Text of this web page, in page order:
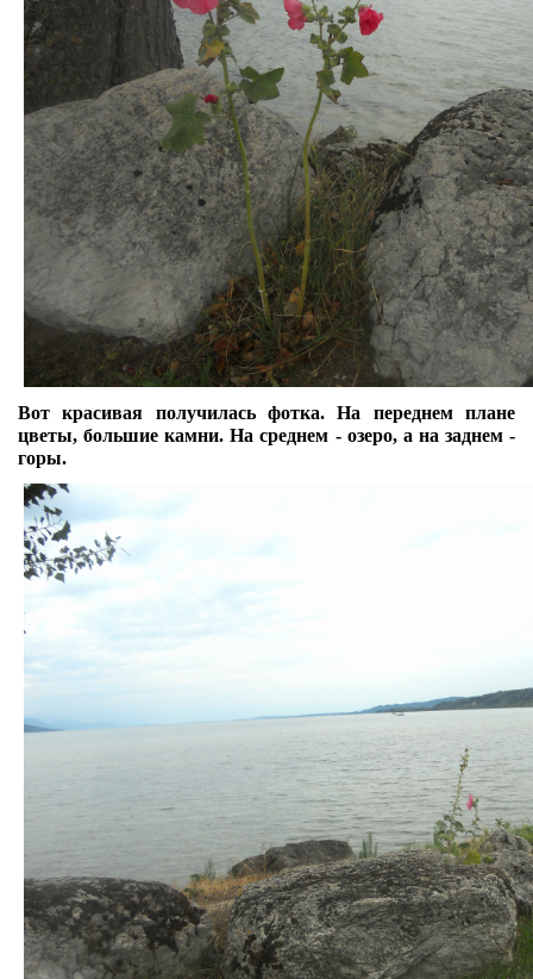
Вот красивая получилась фотка. На переднем плане
цветы, большие камни. На среднем - озеро, а на заднем -
горы.